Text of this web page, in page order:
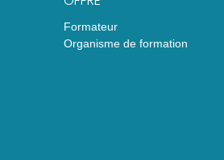
Formateur
Organisme de formation